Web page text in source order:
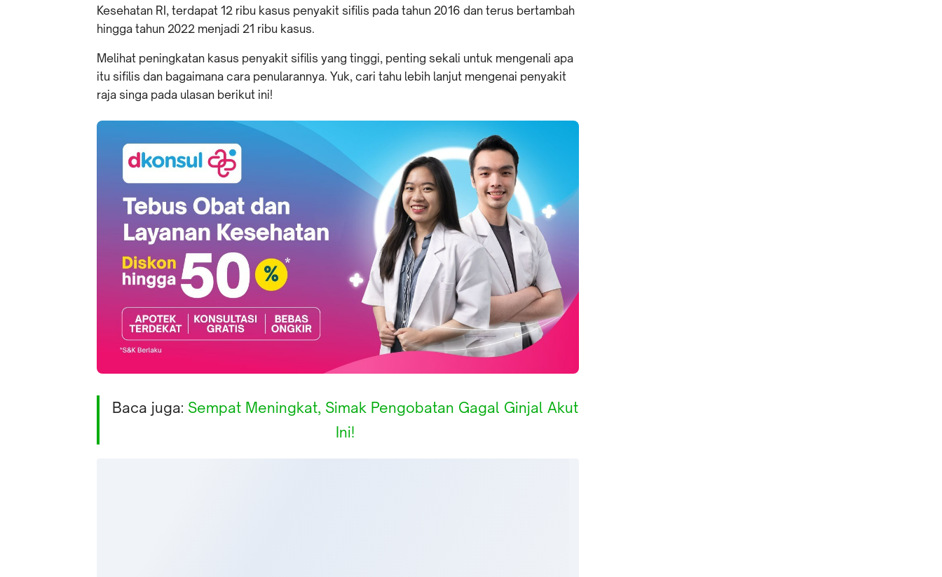
Kesehatan RI, terdapat 12 ribu kasus penyakit sifilis pada tahun 2016 dan terus bertambah
hingga tahun 2022 menjadi 21 ribu kasus.
Melihat peningkatan kasus penyakit sifilis yang tinggi, penting sekali untuk mengenali apa
itu sifilis dan bagaimana cara penularannya. Yuk, cari tahu lebih lanjut mengenai penyakit
raja singa pada ulasan berikut ini!
Baca juga: Sempat Meningkat, Simak Pengobatan Gagal Ginjal Akut
Ini!